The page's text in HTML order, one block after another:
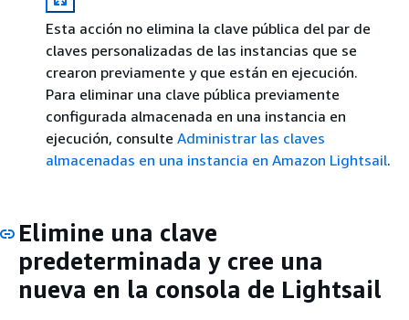
Esta acción no elimina la clave pública del par de
claves personalizadas de las instancias que se
crearon previamente y que están en ejecución.
Para eliminar una clave pública previamente
configurada almacenada en una instancia en
ejecución, consulte Administrar las claves
almacenadas en una instancia en Amazon Lightsail.
Elimine una clave
predeterminada y cree una
nueva en la consola de Lightsail